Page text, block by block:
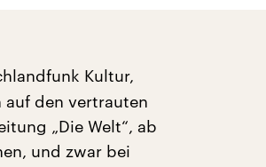
Kultur,
den vertrauten
„Die Welt“, ab
und zwar bei